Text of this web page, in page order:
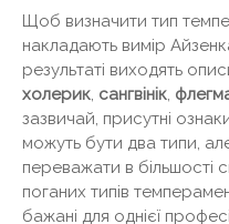
Щоб визначити тип
накладають вимір
результаті виходять
холерик, сангвінік,
зазвичай, присутні
можуть бути два типи,
переважати в більшості
поганих типів
бажані для однієї